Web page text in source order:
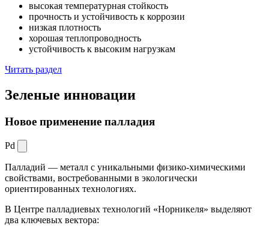
высокая температурная стойкость
прочность и устойчивость к коррозии
низкая плотность
хорошая теплопроводность
устойчивость к высоким нагрузкам
Читать раздел
Зеленые инновации
Новое применение палладия
Pd
Палладий — металл с уникальными физико-химическими
свойствами, востребованными в экологически
ориентированных технологиях.
В Центре палладиевых технологий «Норникеля» выделяют
два ключевых вектора: